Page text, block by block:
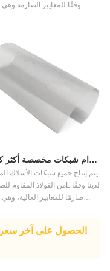
وفقًا للمعايير الصارمة وهي
هل يعتبر فحص المواد باستخدام شبكات مخصصة أكثر كفاءة؟
يتم إنتاج جميع شبكات الأسلاك
صارمًا للمعايير العالية،
الحصول على آخر